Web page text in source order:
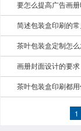
要怎么提高广告画册
简述包装盒印刷的常
茶叶包装盒定制怎
画册封面设计的要求
茶叶包装盒印刷都用
1